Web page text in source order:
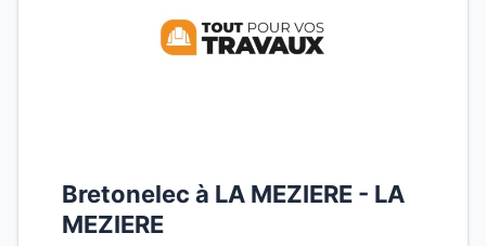
Bretonelec à LA MEZIERE - LA
MEZIERE